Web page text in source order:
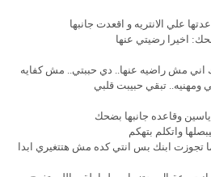
علي الانتريه و اقعدت جانبها
اخيرا رضيتي عنها
اني مش راضيه عنها.. دي حببتي.. مش كفايه
ومهنيه.. تبقي حبيبت قلبي
وقاعده جانبها بضحك
واتكلم بتهكم
تجوزت ابنك بس انتي كده مش هتتغيري ابدا